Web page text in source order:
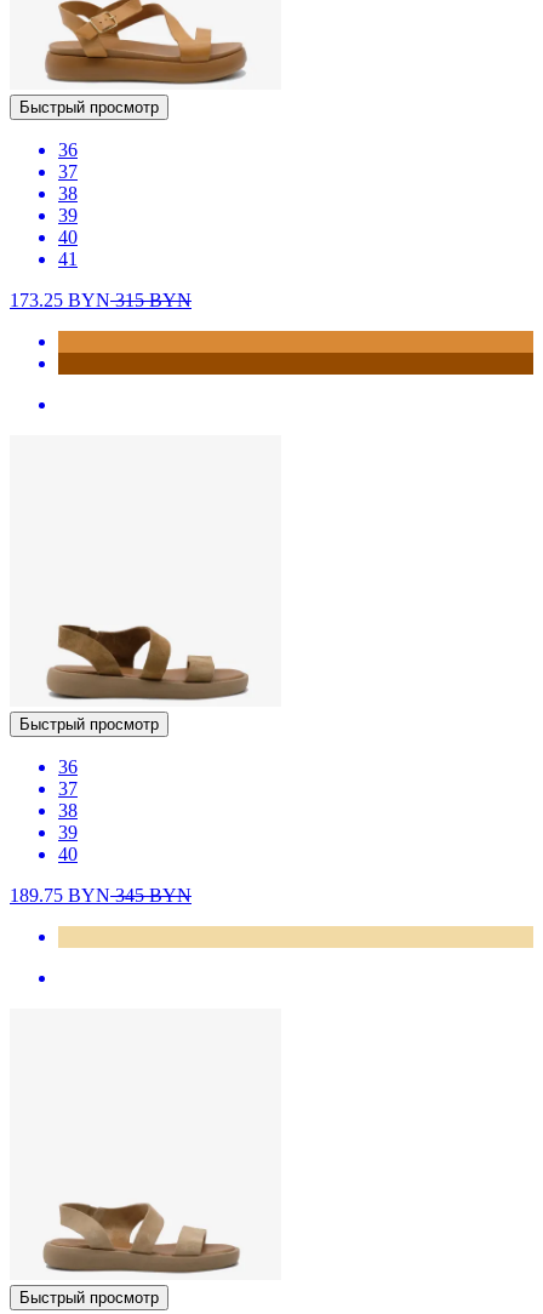
Быстрый просмотр
36
37
38
39
40
41
173.25 BYN315BYN
Быстрый просмотр
36
37
38
39
40
189.75 BYN345BYN
Быстрый просмотр